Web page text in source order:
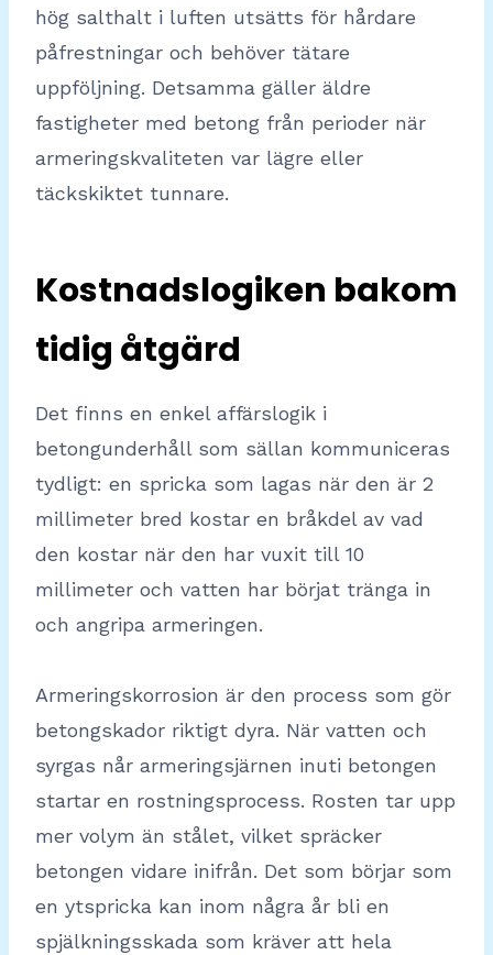
hög salthalt i luften utsätts för hårdare
påfrestningar och behöver tätare
uppföljning. Detsamma gäller äldre
fastigheter med betong från perioder när
armeringskvaliteten var lägre eller
täckskiktet tunnare.
Kostnadslogiken bakom
tidig åtgärd
Det finns en enkel affärslogik i
betongunderhåll som sällan kommuniceras
tydligt: en spricka som lagas när den är 2
millimeter bred kostar en bråkdel av vad
den kostar när den har vuxit till 10
millimeter och vatten har börjat tränga in
och angripa armeringen.
Armeringskorrosion är den process som gör
betongskador riktigt dyra. När vatten och
syrgas når armeringsjärnen inuti betongen
startar en rostningsprocess. Rosten tar upp
mer volym än stålet, vilket spräcker
betongen vidare inifrån. Det som börjar som
en ytspricka kan inom några år bli en
spjälkningsskada som kräver att hela